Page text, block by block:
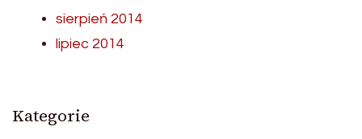
sierpień 2014
lipiec 2014
Kategorie